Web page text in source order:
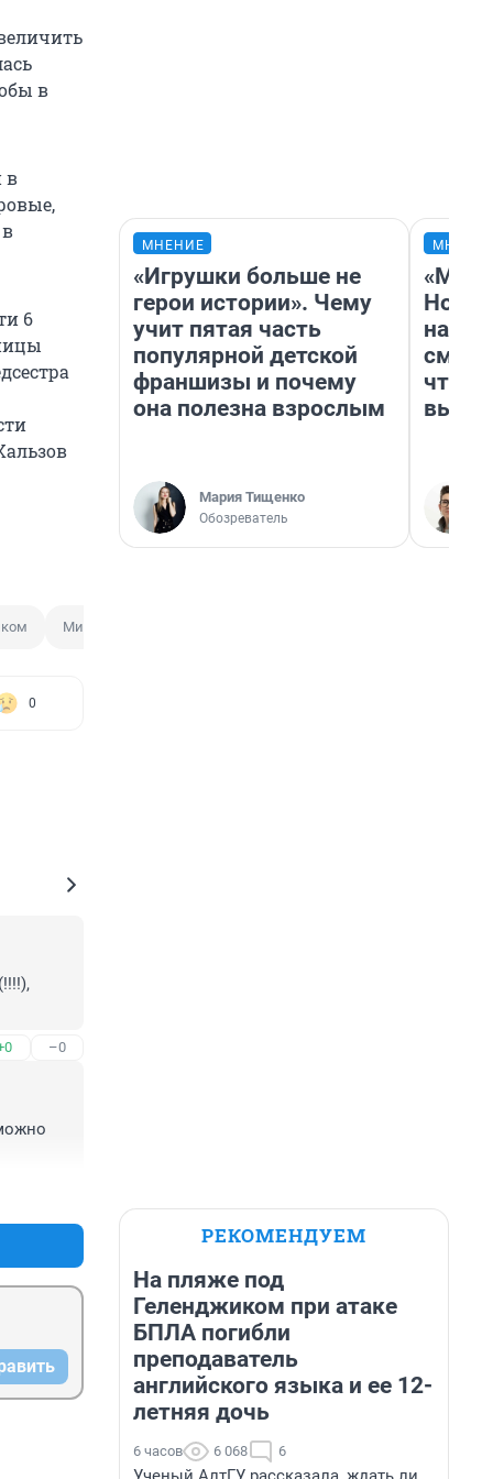
в
в
6
Министерство здравоохранения Новосибирской области
0
–0
МНЕНИЕ
«Игрушки больше не
герои истории». Чему
учит пятая часть
популярной детской
франшизы и почему
она полезна взрослым
Мария Тищенко
Обозреватель
«Мы
РЕКОМЕНДУЕМ
На пляже под
Геленджиком при атаке
БПЛА погибли
преподаватель
английского языка и ее 12-
летняя дочь
6 часов 6 068 6